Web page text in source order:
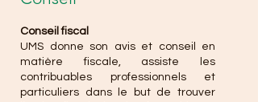
Conseil fiscal
UMS donne son avis et conseil en
matière fiscale, assiste les
contribuables professionnels et
particuliers dans le but de trouver